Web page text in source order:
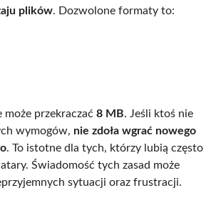
plików. Dozwolone formaty to:
może przekraczać 8 MB. Jeśli ktoś nie
wymogów, nie zdoła wgrać nowego
. To istotne dla tych, którzy lubią często
Świadomość tych zasad może
sytuacji oraz frustracji.